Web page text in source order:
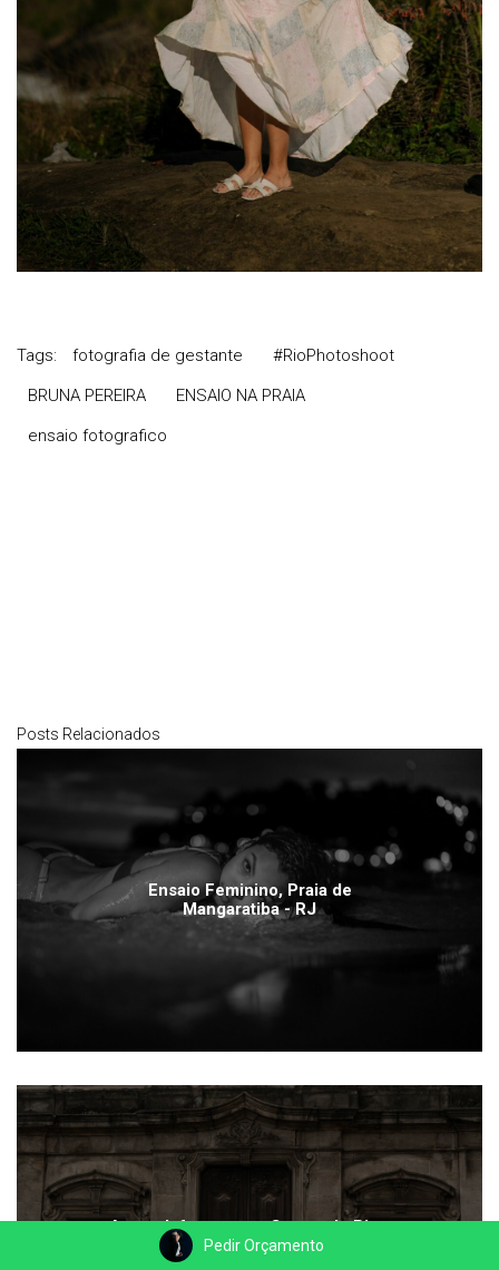
Tags: fotografia de gestante
#RioPhotoshoot
BRUNA PEREIRA
ENSAIO NA PRAIA
ensaio fotografico
Posts Relacionados
Ensaio Feminino, Praia de
Mangaratiba - RJ
Ana e Jefersson no Centro do Rio -
RJ
Pedir Orçamento